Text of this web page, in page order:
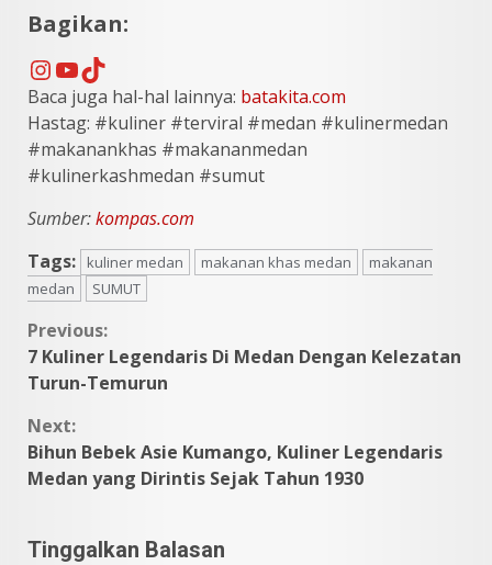
Bagikan:
Instagram
YouTube
TikTok
Baca juga hal-hal lainnya: batakita.com
Hastag: #kuliner #terviral #medan #kulinermedan
#makanankhas #makananmedan
#kulinerkashmedan #sumut
Sumber:kompas.com
Tags:
kuliner medan makanan khas medan
makanan
medan
SUMUT
Continue
Reading
Previous:
7 Kuliner Legendaris Di Medan Dengan Kelezatan
Turun-Temurun
Next:
Bihun Bebek Asie Kumango, Kuliner Legendaris
Medan yang Dirintis Sejak Tahun 1930
Tinggalkan Balasan